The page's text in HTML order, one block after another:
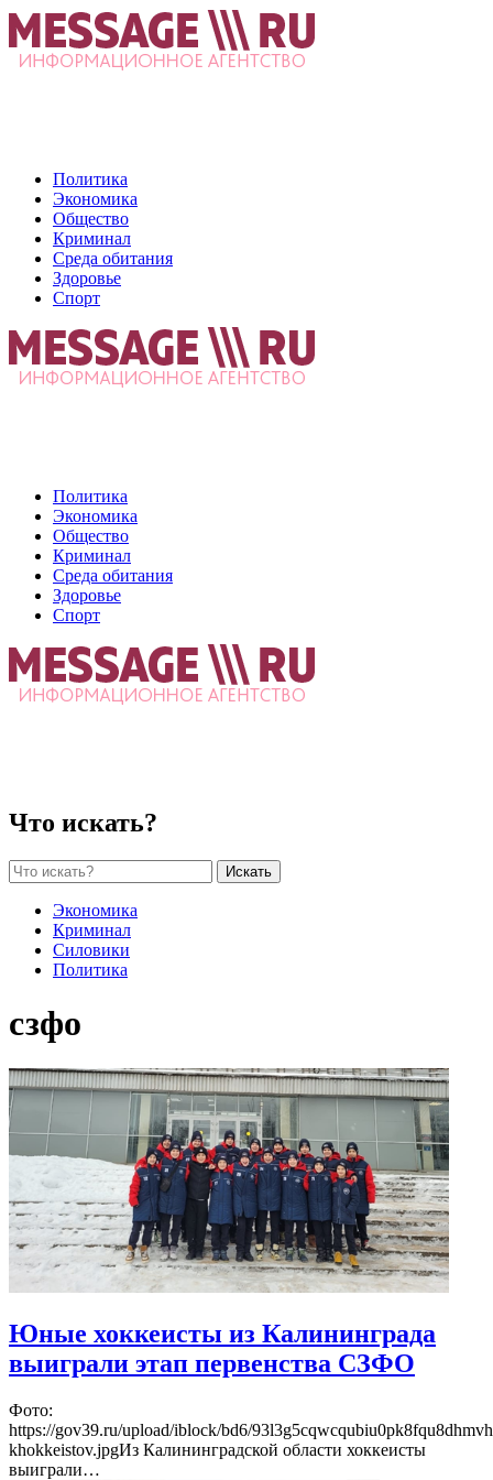
Политика
Экономика
Общество
Криминал
Среда обитания
Здоровье
Спорт
Политика
Экономика
Общество
Криминал
Среда обитания
Здоровье
Спорт
Что искать?
Искать
Экономика
Криминал
Силовики
Политика
сзфо
Юные хоккеисты из Калининграда
выиграли этап первенства СЗФО
Фото:
https://gov39.ru/upload/iblock/bd6/
khokkeistov.jpgИз Калининградской области хоккеисты
выиграли…